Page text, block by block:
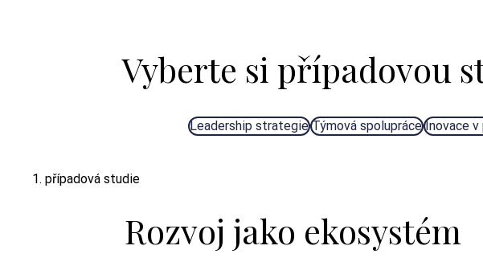
Vyberte si případovou
Leadership strategie Týmová spolupráce Inovace v
Rozvoj jako ekosystém
1. případová studie